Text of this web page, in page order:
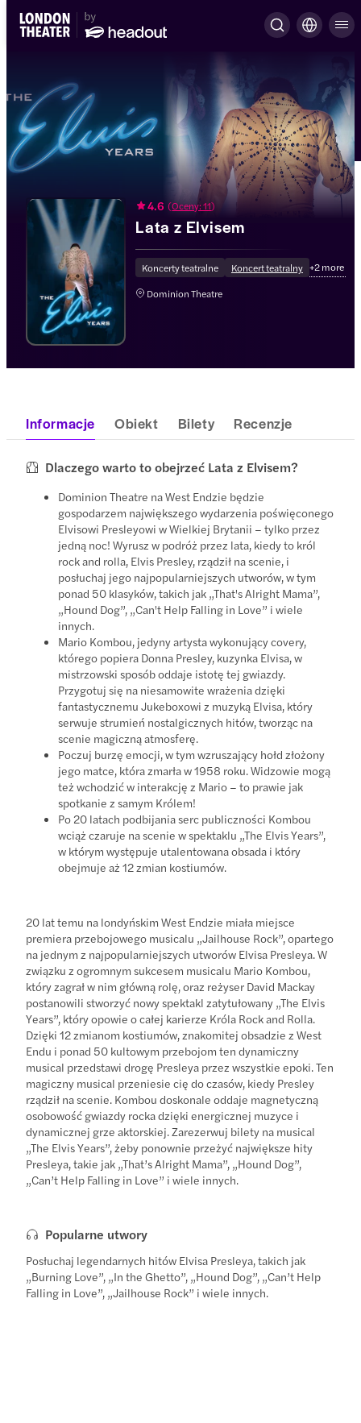
4.6 (Oceny: 11)
Lata z Elvisem
Koncerty teatralne Koncert teatralny +2more
Dominion Theatre
Informacje Obiekt Bilety Recenzje
Dlaczego warto to obejrzeć Lata z Elvisem?
Dominion Theatre na West Endzie będzie
gospodarzem największego wydarzenia poświęconego
Elvisowi Presleyowi w Wielkiej Brytanii – tylko przez
jedną noc! Wyrusz w podróż przez lata, kiedy to król
rock and rolla, Elvis Presley, rządził na scenie, i
posłuchaj jego najpopularniejszych utworów, w tym
ponad 50 klasyków, takich jak „That's Alright Mama”,
„Hound Dog”, „Can't Help Falling in Love” i wiele
innych.
Mario Kombou, jedyny artysta wykonujący covery,
którego popiera Donna Presley, kuzynka Elvisa, w
mistrzowski sposób oddaje istotę tej gwiazdy.
Przygotuj się na niesamowite wrażenia dzięki
fantastycznemu Jukeboxowi z muzyką Elvisa, który
serwuje strumień nostalgicznych hitów, tworząc na
scenie magiczną atmosferę.
Poczuj burzę emocji, w tym wzruszający hołd złożony
jego matce, która zmarła w 1958 roku. Widzowie mogą
też wchodzić w interakcję z Mario – to prawie jak
spotkanie z samym Królem!
Po 20 latach podbijania serc publiczności Kombou
wciąż czaruje na scenie w spektaklu „The Elvis Years”,
w którym występuje utalentowana obsada i który
obejmuje aż 12 zmian kostiumów.
20 lat temu na londyńskim West Endzie miała miejsce
premiera przebojowego musicalu „Jailhouse Rock”, opartego
na jednym z najpopularniejszych utworów Elvisa Presleya. W
związku z ogromnym sukcesem musicalu Mario Kombou,
który zagrał w nim główną rolę, oraz reżyser David Mackay
postanowili stworzyć nowy spektakl zatytułowany „The Elvis
Years”, który opowie o całej karierze Króla Rock and Rolla.
Dzięki 12 zmianom kostiumów, znakomitej obsadzie z West
Endu i ponad 50 kultowym przebojom ten dynamiczny
musical przedstawi drogę Presleya przez wszystkie epoki. Ten
magiczny musical przeniesie cię do czasów, kiedy Presley
rządził na scenie. Kombou doskonale oddaje magnetyczną
osobowość gwiazdy rocka dzięki energicznej muzyce i
dynamicznej grze aktorskiej. Zarezerwuj bilety na musical
„The Elvis Years”, żeby ponownie przeżyć największe hity
Presleya, takie jak „That’s Alright Mama”, „Hound Dog”,
„Can’t Help Falling in Love” i wiele innych.
Popularne utwory
Posłuchaj legendarnych hitów Elvisa Presleya, takich jak
„Burning Love”, „In the Ghetto”, „Hound Dog”, „Can’t Help
Falling in Love”, „Jailhouse Rock” i wiele innych.